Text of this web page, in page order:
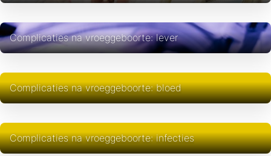
Complicaties na vroeggeboorte: lever
Complicaties na vroeggeboorte: bloed
Complicaties na vroeggeboorte: infecties